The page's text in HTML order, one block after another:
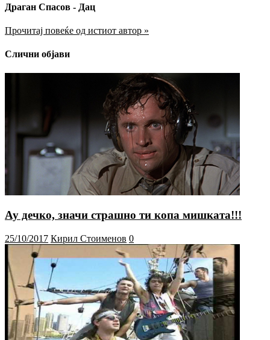
Драган Спасов - Дац
Прочитај повеќе од истиот автор »
Слични објави
Ау дечко, значи страшно ти копа мишката!!!
25/10/2017 Кирил Стоименов 0